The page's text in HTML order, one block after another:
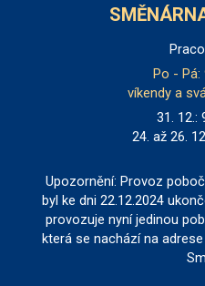
Po - Pá:
víkendy a
31. 12.:
24. až 26.
Upozornění: Provoz
byl ke dni 22.12.2024
provozuje nyní jedinou
která se nachází na